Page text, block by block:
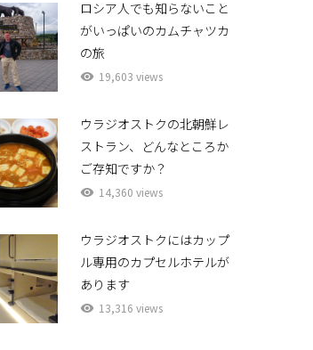
ロシア人でも知らないこと
がいっぱいのカムチャツカ
の旅
19,603 views
ウラジオストクの北朝鮮レ
ストラン、どんなところか
ご存知ですか？
14,360 views
ウラジオストクにはカップ
ル専用のカプセルホテルが
あります
13,316 views